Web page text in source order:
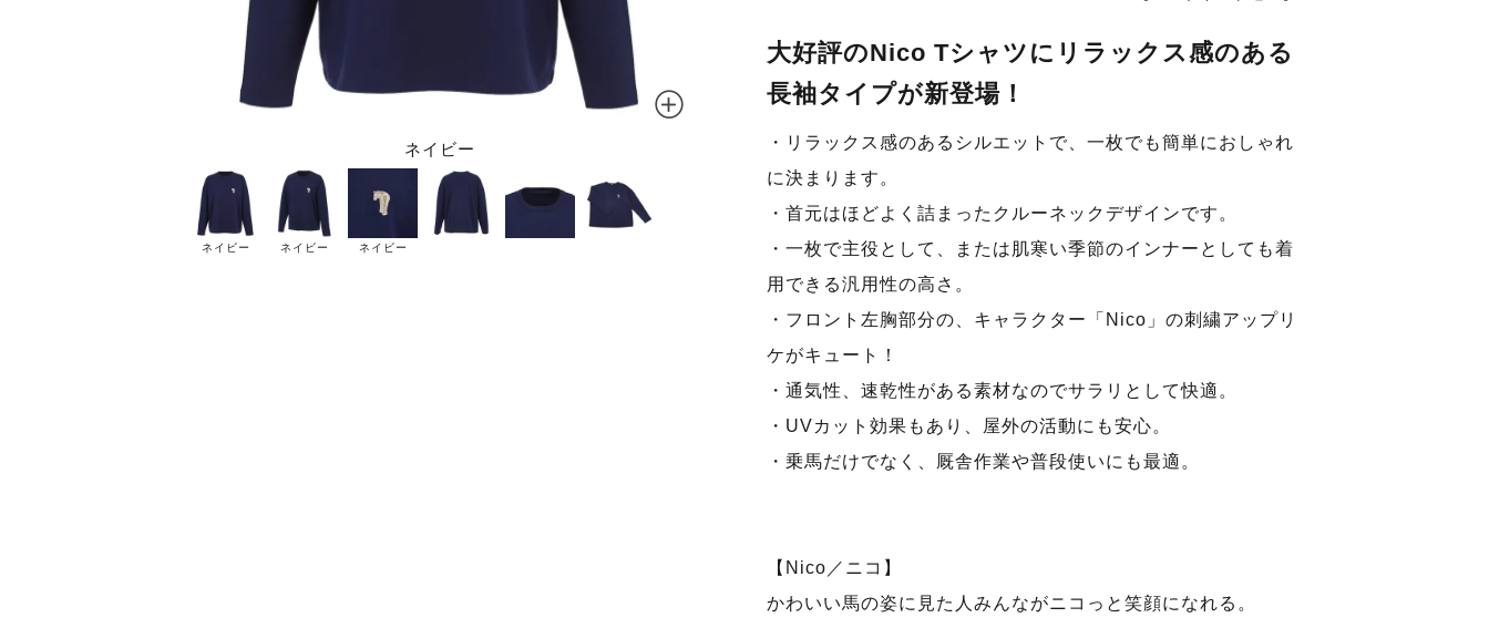
ネイビー ネイビー
ネイビー ネイビー ネイビー
大好評のNico Tシャツにリラックス感のある
長袖タイプが新登場！
・リラックス感のあるシルエットで、一枚でも簡単におしゃれ
に決まります。
・首元はほどよく詰まったクルーネックデザインです。
・一枚で主役として、または肌寒い季節のインナーとしても着
用できる汎用性の高さ。
・フロント左胸部分の、キャラクター「Nico」の刺繍アップリ
ケがキュート！
・通気性、速乾性がある素材なのでサラリとして快適。
・UVカット効果もあり、屋外の活動にも安心。
・乗馬だけでなく、厩舎作業や普段使いにも最適。
【Nico／ニコ】
かわいい馬の姿に見た人みんながニコっと笑顔になれる。